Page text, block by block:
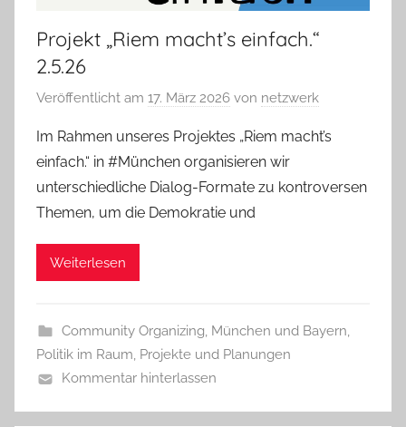
Projekt „Riem macht’s einfach.“
2.5.26
Veröffentlicht am 17. März 2026 von netzwerk
Im Rahmen unseres Projektes „Riem macht’s
einfach.“ in #München organisieren wir
unterschiedliche Dialog-Formate zu kontroversen
Themen, um die Demokratie und
Weiterlesen
Community Organizing, München und Bayern,
Politik im Raum, Projekte und Planungen
Kommentar hinterlassen